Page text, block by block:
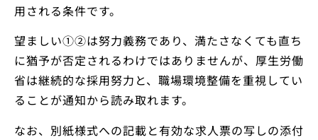
用される条件です。
望ましい①②は努力義務であり、満たさなくても直ち
に猶予が否定されるわけではありませんが、厚生労働
省は継続的な採用努力と、職場環境整備を重視してい
ることが通知から読み取れます。
なお、別紙様式への記載と有効な求人票の写しの添付